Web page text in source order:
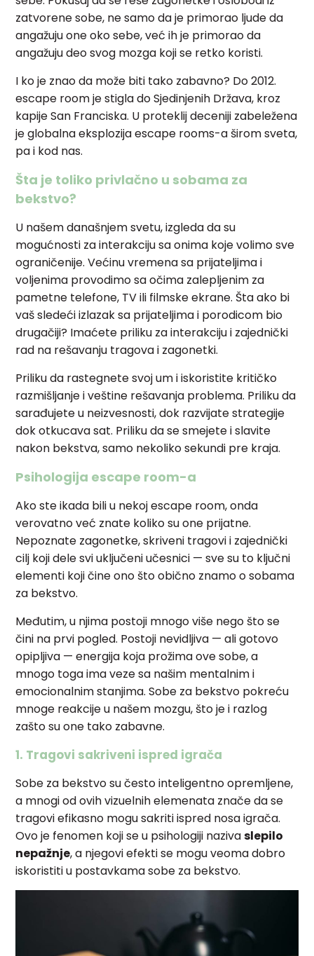
zatvorene sobe, ne samo da je primorao ljude da
angažuju one oko sebe, već ih je primorao da
angažuju deo svog mozga koji se retko koristi.
I ko je znao da može biti tako zabavno? Do 2012.
escape room je stigla do Sjedinjenih Država, kroz
kapije San Franciska. U proteklij deceniji zabeležena
je globalna eksplozija escape rooms-a širom sveta,
pa i kod nas.
Šta je toliko privlačno u sobama za
bekstvo?
U našem današnjem svetu, izgleda da su
mogućnosti za interakciju sa onima koje volimo sve
ograničenije. Većinu vremena sa prijateljima i
voljenima provodimo sa očima zalepljenim za
pametne telefone, TV ili filmske ekrane. Šta ako bi
vaš sledeći izlazak sa prijateljima i porodicom bio
drugačiji? Imaćete priliku za interakciju i zajednički
rad na rešavanju tragova i zagonetki.
Priliku da rastegnete svoj um i iskoristite kritičko
razmišljanje i veštine rešavanja problema. Priliku da
sarađujete u neizvesnosti, dok razvijate strategije
dok otkucava sat. Priliku da se smejete i slavite
nakon bekstva, samo nekoliko sekundi pre kraja.
Psihologija escape room-a
Ako ste ikada bili u nekoj escape room, onda
verovatno već znate koliko su one prijatne.
Nepoznate zagonetke, skriveni tragovi i zajednički
cilj koji dele svi uključeni učesnici — sve su to ključni
elementi koji čine ono što obično znamo o sobama
za bekstvo.
Međutim, u njima postoji mnogo više nego što se
čini na prvi pogled. Postoji nevidljiva — ali gotovo
opipljiva — energija koja prožima ove sobe, a
mnogo toga ima veze sa našim mentalnim i
emocionalnim stanjima. Sobe za bekstvo pokreću
mnoge reakcije u našem mozgu, što je i razlog
zašto su one tako zabavne.
1. Tragovi sakriveni ispred igrača
Sobe za bekstvo su često inteligentno opremljene,
a mnogi od ovih vizuelnih elemenata znače da se
tragovi efikasno mogu sakriti ispred nosa igrača.
Ovo je fenomen koji se u psihologiji nazivaslepilo
nepažnje, a njegovi efekti se mogu veoma dobro
iskoristiti u postavkama sobe za bekstvo.